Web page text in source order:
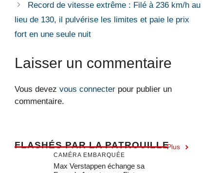
Record de vitesse extrême : Filé à 236 km/h au
lieu de 130, il pulvérise les limites et paie le prix
fort en une seule nuit
Laisser un commentaire
Vous devez vous connecter pour publier un
commentaire.
FLASHÉS PAR LA PATROUILLEPlus
CAMÉRA EMBARQUÉE
Max Verstappen échange sa